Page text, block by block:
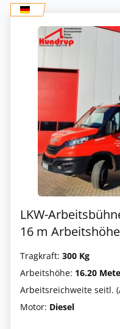
LKW-
16 m
Tragkraft: 300 Kg
Arbeitshöhe: 16.20
Arbeitsreichweite seitl.
Motor: Diesel